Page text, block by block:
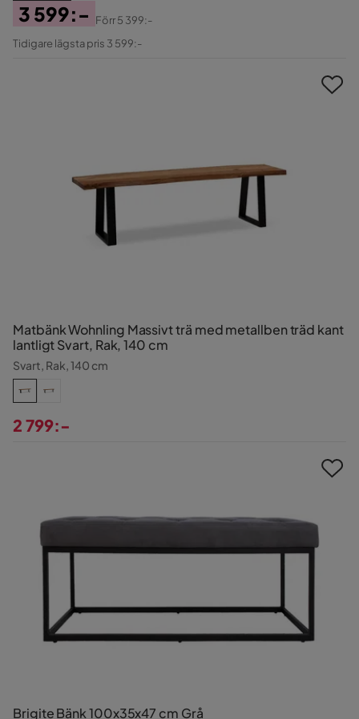
Pris
3 599:-
Original
Förr5 399:-
Tidigare lägsta pris 3 599:-
Matbänk Wohnling Massivt trä med metallben träd kant
lantligt Svart, Rak, 140 cm
Svart, Rak, 140 cm
2 799:-
Brigite Bänk 100x35x47 cm Grå